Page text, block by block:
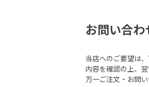
お問い合わ
当店へのご要望は
内容を確認の上、
万一ご注文・お問